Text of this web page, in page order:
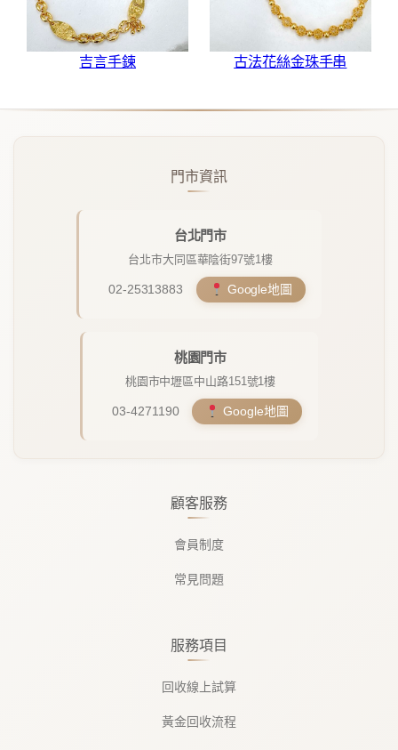
吉言手鍊 古法花絲金珠手串
顧客服務
會員制度
常見問題
服務項目
回收線上試算
黃金回收流程
門市資訊
台北門市
台北市大同區華陰街97號1樓
02-25313883 Google地圖
桃園門市
桃園市中壢區中山路151號1樓
03-4271190 Google地圖